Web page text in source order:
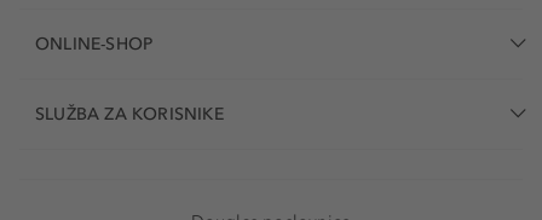
ONLINE-SHOP
SLUŽBA ZA KORISNIKE